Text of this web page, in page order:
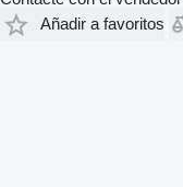
Añadir a favoritos